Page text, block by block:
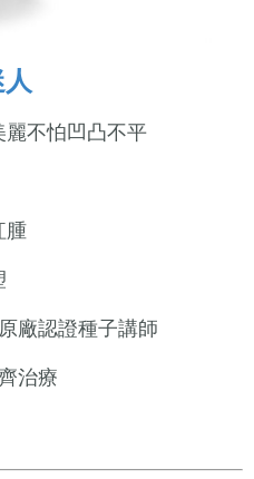
麗不怕凹凸不平
腫
廠認證種子講師
治療